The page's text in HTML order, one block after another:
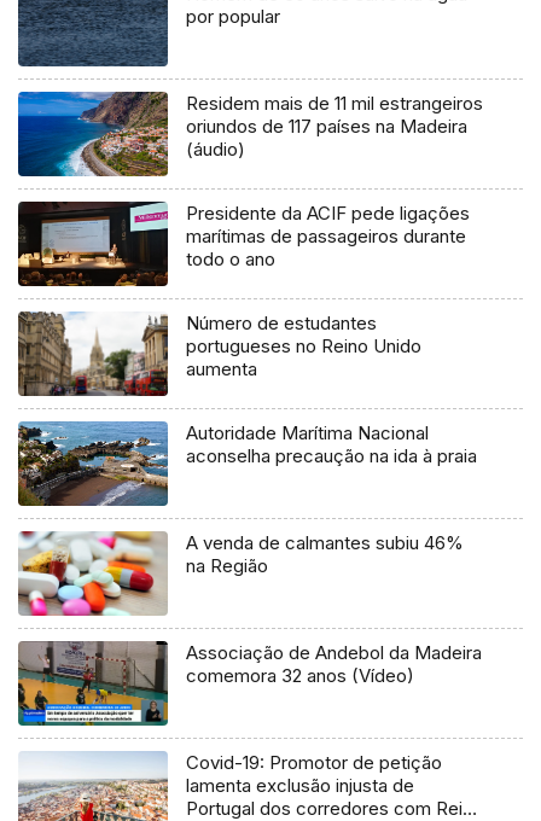
por popular
Residem mais de 11 mil estrangeiros
oriundos de 117 países na Madeira
(áudio)
Presidente da ACIF pede ligações
marítimas de passageiros durante
todo o ano
Número de estudantes
portugueses no Reino Unido
aumenta
Autoridade Marítima Nacional
aconselha precaução na ida à praia
A venda de calmantes subiu 46%
na Região
Associação de Andebol da Madeira
comemora 32 anos (Vídeo)
Covid-19: Promotor de petição
lamenta exclusão injusta de
Portugal dos corredores com Reino